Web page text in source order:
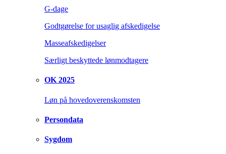
G-dage
Godtgørelse for usaglig afskedigelse
Masseafskedigelser
Særligt beskyttede lønmodtagere
OK 2025
Løn på hovedoverenskomsten
Persondata
Sygdom